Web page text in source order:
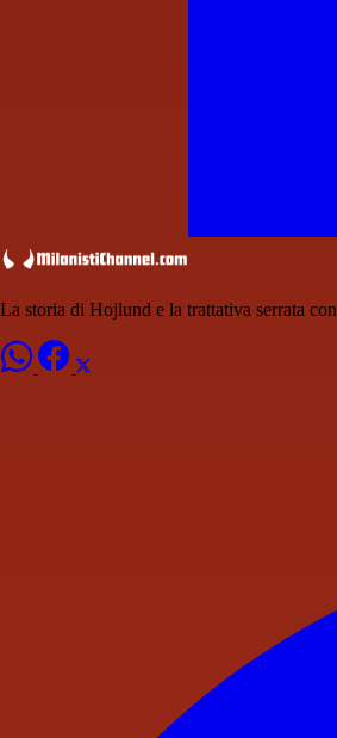
La storia di Hojlund e la trattativa serrata